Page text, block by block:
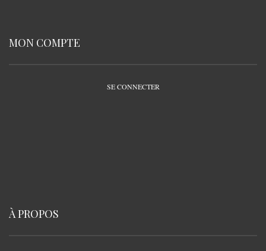
MON COMPTE
SE CONNECTER
À PROPOS